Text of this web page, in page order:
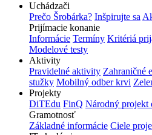
Uchádzači
Prečo Šrobárka? Inšpirujte sa
Prijímacie konanie
Informácie Termíny Kritériá
Modelové testy
Aktivity
Pravidelné aktivity Zahraničné
stužky Mobilný odber krvi
Projekty
DiTEdu FinQ Národný projekt
Gramotnosť
Základné informácie Ciele